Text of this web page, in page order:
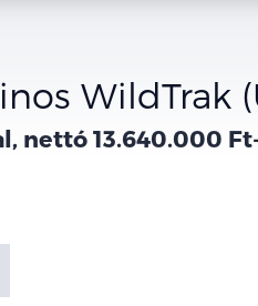
WildTrak
nettó 13.640.000